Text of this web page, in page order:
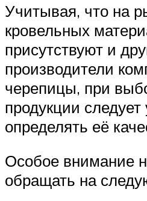
Учитывая, что на
кровельных
присутствуют и
производители
черепицы, при
продукции следует
определять её
Особое внимание
обращать на